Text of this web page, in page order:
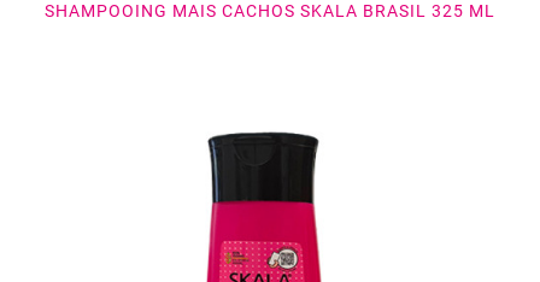
SHAMPOOING MAIS CACHOS SKALA BRASIL 325 ML